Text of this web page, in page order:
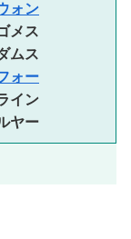
ォン
メス
ムス
ォー
イン
ヤー